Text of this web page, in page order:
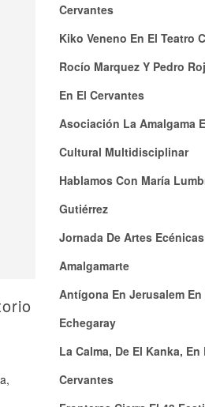
Cervantes
Kiko Veneno En El Teatro
Rocío Marquez Y Pedro
En El Cervantes
Asociación La Amalgama
Cultural Multidisciplinar
Hablamos Con María
Gutiérrez
Jornada De Artes Ecénicas
Amalgamarte
Antígona En Jerusalem En
Echegaray
La Calma, De El Kanka, En
Cervantes